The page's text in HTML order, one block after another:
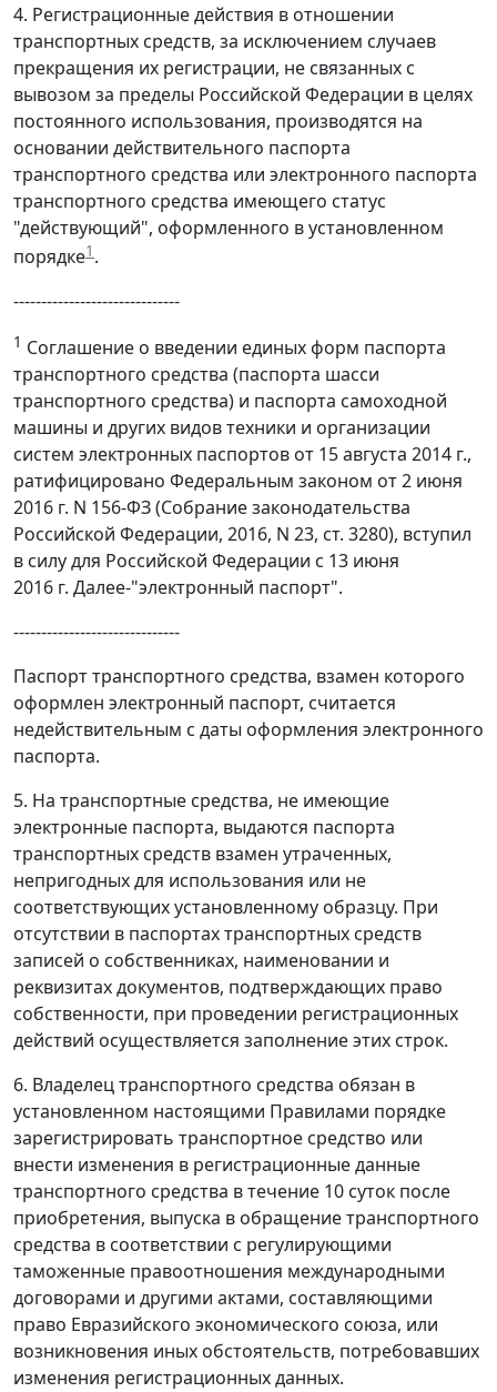
4. Регистрационные действия в отношении
транспортных средств, за исключением случаев
прекращения их регистрации, не связанных с
вывозом за пределы Российской Федерации в целях
постоянного использования, производятся на
основании действительного паспорта
транспортного средства или электронного паспорта
транспортного средства имеющего статус
"действующий", оформленного в установленном
порядке1 .
------------------------------
1 Соглашение о введении единых форм паспорта
транспортного средства (паспорта шасси
транспортного средства) и паспорта самоходной
машины и других видов техники и организации
систем электронных паспортов от 15 августа 2014 г.,
ратифицировано Федеральным законом от 2 июня
2016 г. N 156-ФЗ (Собрание законодательства
Российской Федерации, 2016, N 23, ст. 3280), вступил
в силу для Российской Федерации с 13 июня
2016 г. Далее-"электронный паспорт".
------------------------------
Паспорт транспортного средства, взамен которого
оформлен электронный паспорт, считается
недействительным с даты оформления электронного
паспорта.
5. На транспортные средства, не имеющие
электронные паспорта, выдаются паспорта
транспортных средств взамен утраченных,
непригодных для использования или не
соответствующих установленному образцу. При
отсутствии в паспортах транспортных средств
записей о собственниках, наименовании и
реквизитах документов, подтверждающих право
собственности, при проведении регистрационных
действий осуществляется заполнение этих строк.
6. Владелец транспортного средства обязан в
установленном настоящими Правилами порядке
зарегистрировать транспортное средство или
внести изменения в регистрационные данные
транспортного средства в течение 10 суток после
приобретения, выпуска в обращение транспортного
средства в соответствии с регулирующими
таможенные правоотношения международными
договорами и другими актами, составляющими
право Евразийского экономического союза, или
возникновения иных обстоятельств, потребовавших
изменения регистрационных данных.